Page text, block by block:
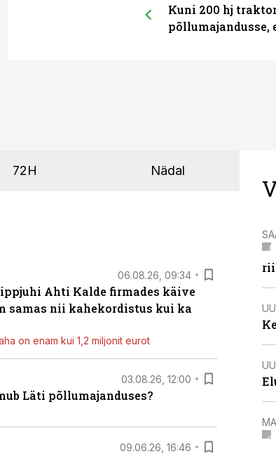
Kuni 200 hj
põllumajandusse,
72H Nädal
06.08.26, 09:34
Ahti Kalde firmades käive
samas nii kahekordistus kui ka
on enam kui 1,2 miljonit eurot
03.08.26, 12:00
Läti põllumajanduses?
09.06.26, 16:46